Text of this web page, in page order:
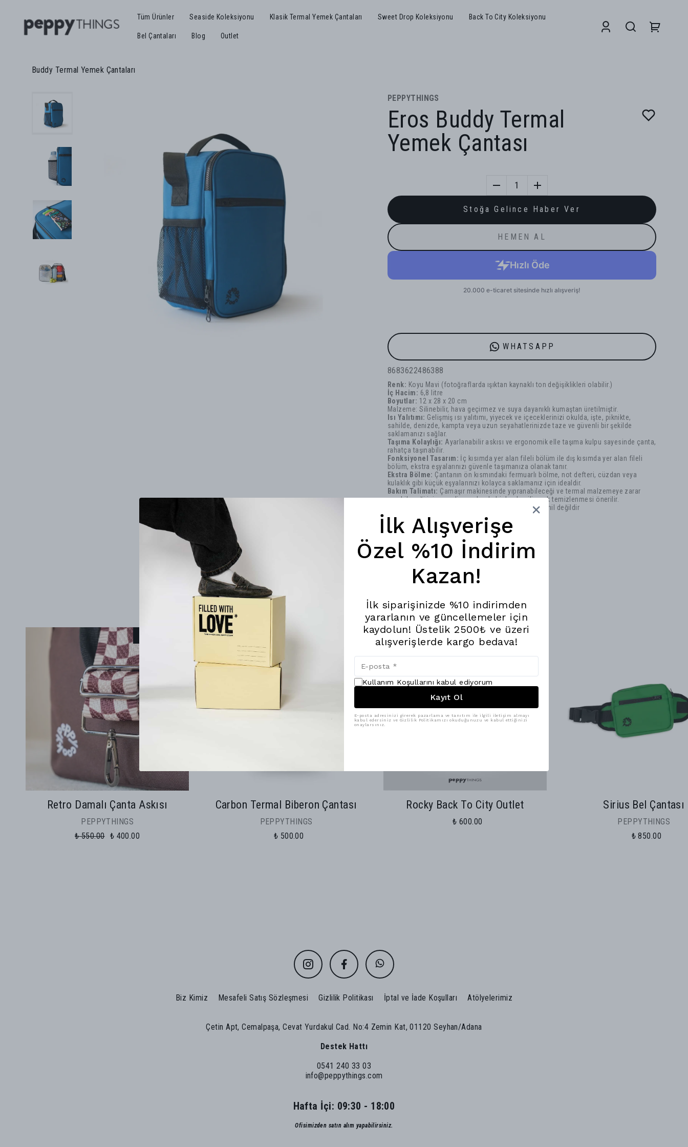
Tüm Ürünler Seaside Koleksiyonu Klasik Termal Yemek Çantaları Sweet Drop Koleksiyonu Back To City Koleksiyonu
Bel Çantaları Blog Outlet
Buddy Termal Yemek Çantaları
PEPPYTHINGS
Eros Buddy Termal
Yemek Çantası
1
Stoğa Gelince Haber Ver
HEMEN AL
WHATSAPP
8683622486388
Renk: Koyu Mavi (fotoğraflarda ışıktan kaynaklı ton değişiklikleri olabilir.)
İç Hacim: 6,8 litre
Boyutlar: 12 x 28 x 20 cm
Malzeme: Silinebilir, hava geçirmez ve suya dayanıklı kumaştan üretilmiştir.
Isı Yalıtımı: Gelişmiş ısı yalıtımı, yiyecek ve içeceklerinizi okulda, işte, piknikte,
sahilde, denizde, kampta veya uzun seyahatlerinizde taze ve güvenli bir şekilde
saklamanızı sağlar.
Taşıma Kolaylığı: Ayarlanabilir askısı ve ergonomik elle taşıma kulpu sayesinde çanta,
rahatça taşınabilir.
Fonksiyonel Tasarım: İç kısımda yer alan fileli bölüm ile dış kısımda yer alan fileli
bölüm, ekstra eşyalarınızı güvenle taşımanıza olanak tanır.
Ekstra Bölme: Çantanın ön kısmındaki fermuarlı bölme, not defteri, cüzdan veya
kulaklık gibi küçük eşyalarınızı kolayca saklamanız için idealdir.
Bakım Talimatı: Çamaşır makinesinde yıpranabileceği ve termal malzemeye zarar
verebileceği için, nemli ve sabunlu bir bezle silinerek temizlenmesi önerilir.
Görselde yer alan çanta harici ürünler fiyata dahil değildir
Son Baktıklarınız
Retro Damalı Çanta Askısı
PEPPYTHINGS
₺ 550.00 ₺ 400.00
Carbon Termal Biberon Çantası
PEPPYTHINGS
₺ 500.00
Rocky Back To City Outlet
₺ 600.00
Sirius Bel Çantası
PEPPYTHINGS
₺ 850.00
Biz Kimiz Mesafeli Satış Sözleşmesi Gizlilik Politikası İptal ve İade Koşulları Atölyelerimiz
Çetin Apt, Cemalpaşa, Cevat Yurdakul Cad. No:4 Zemin Kat, 01120 Seyhan/Adana
Destek Hattı
0541 240 33 03
info@peppythings.com
Hafta İçi: 09:30 - 18:00
Ofisimizden satın alım yapabilirsiniz.
İlk Alışverişe
Özel %10 İndirim
Kazan!
İlk siparişinizde %10 indirimden
yararlanın ve güncellemeler için
kaydolun! Üstelik 2500₺ ve üzeri
alışverişlerde kargo bedava!
Kullanım Koşullarını kabul ediyorum
Kayıt Ol
E-posta adresinizi girerek pazarlama ve tanıtım ile ilgili iletişim almayı
kabul edersiniz ve Gizlilik Politikamızı okuduğunuzu ve kabul ettiğinizi
onaylarsınız.